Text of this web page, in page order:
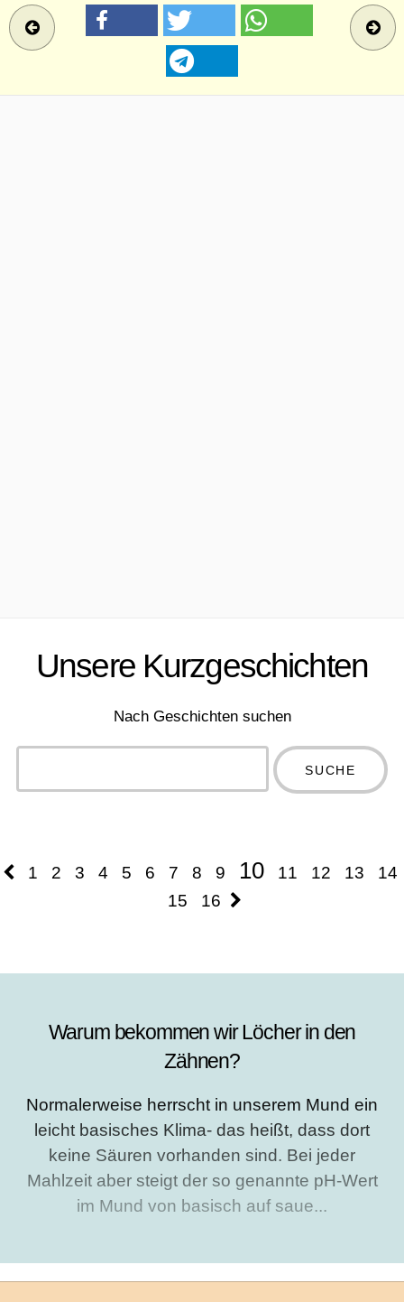
Unsere Kurzgeschichten
Nach Geschichten suchen
Type 2 or
1 2 3 4 5 6 7 8 9 10 11 12 13
14
15
16
Warum bekommen wir Löcher in den
Zähnen?
Normalerweise herrscht in unserem Mund ein
leicht basisches Klima- das heißt, dass dort
keine Säuren vorhanden sind. Bei jeder
Mahlzeit aber steigt der so genannte pH-Wert
im Mund von basisch auf saue...